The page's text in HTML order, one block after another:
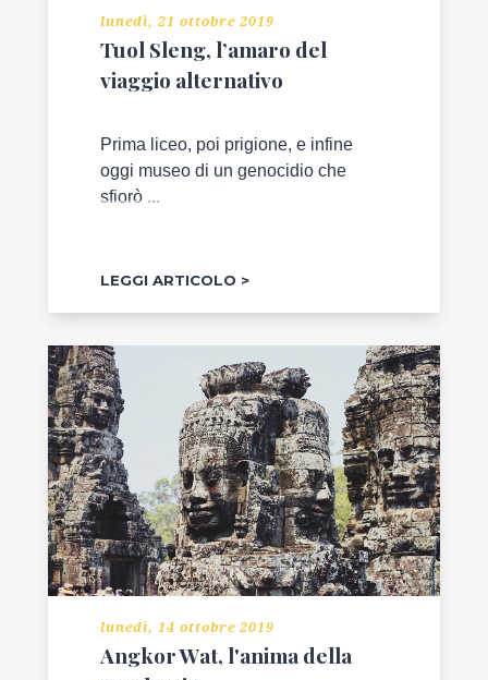
lunedì, 21 ottobre 2019
Tuol Sleng, l’amaro del
viaggio alternativo
Prima liceo, poi prigione, e infine
oggi museo di un genocidio che
sfiorò ...
LEGGI ARTICOLO
lunedì, 14 ottobre 2019
Angkor Wat, l'anima della